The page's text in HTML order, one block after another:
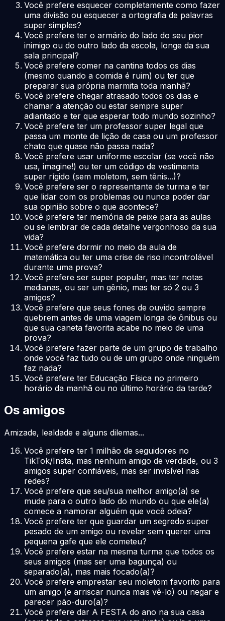
Você prefere esquecer completamente como fazer
uma divisão ou esquecer a ortografia de palavras
super simples?
Você prefere ter o armário do lado do seu pior
inimigo ou do outro lado da escola, longe da sua
sala principal?
Você prefere comer na cantina todos os dias
(mesmo quando a comida é ruim) ou ter que
preparar sua própria marmita toda manhã?
Você prefere chegar atrasado todos os dias e
chamar a atenção ou estar sempre super
adiantado e ter que esperar todo mundo sozinho?
Você prefere ter um professor super legal que
passa um monte de lição de casa ou um professor
chato que quase não passa nada?
Você prefere usar uniforme escolar (se você não
usa, imagine!) ou ter um código de vestimenta
super rígido (sem moletom, sem tênis...)?
Você prefere ser o representante de turma e ter
que lidar com os problemas ou nunca poder dar
sua opinião sobre o que acontece?
Você prefere ter memória de peixe para as aulas
ou se lembrar de cada detalhe vergonhoso da sua
vida?
Você prefere dormir no meio da aula de
matemática ou ter uma crise de riso incontrolável
durante uma prova?
Você prefere ser super popular, mas ter notas
medianas, ou ser um gênio, mas ter só 2 ou 3
amigos?
Você prefere que seus fones de ouvido sempre
quebrem antes de uma viagem longa de ônibus ou
que sua caneta favorita acabe no meio de uma
prova?
Você prefere fazer parte de um grupo de trabalho
onde você faz tudo ou de um grupo onde ninguém
faz nada?
Você prefere ter Educação Física no primeiro
horário da manhã ou no último horário da tarde?
Os amigos
Amizade, lealdade e alguns dilemas...
Você prefere ter 1 milhão de seguidores no
TikTok/Insta, mas nenhum amigo de verdade, ou 3
amigos super confiáveis, mas ser invisível nas
redes?
Você prefere que seu/sua melhor amigo(a) se
mude para o outro lado do mundo ou que ele(a)
comece a namorar alguém que você odeia?
Você prefere ter que guardar um segredo super
pesado de um amigo ou revelar sem querer uma
pequena gafe que ele cometeu?
Você prefere estar na mesma turma que todos os
seus amigos (mas ser uma bagunça) ou
separado(a), mas mais focado(a)?
Você prefere emprestar seu moletom favorito para
um amigo (e arriscar nunca mais vê-lo) ou negar e
parecer pão-duro(a)?
Você prefere dar A FESTA do ano na sua casa